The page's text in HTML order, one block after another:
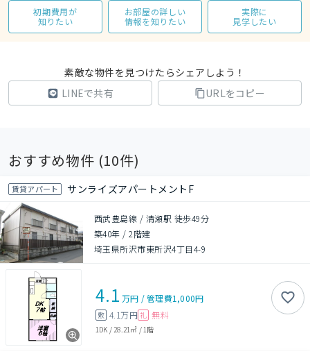
初期費用が
知りたい
お部屋の詳しい
情報を知りたい
実際に
見学したい
素敵な物件を見つけたらシェアしよう！
LINEで共有
URLをコピー
おすすめ物件 (10件)
賃貸アパート サンライズアパートメントF
西武豊島線 / 清瀬駅 徒歩49分
築40年 /2階建
埼玉県所沢市東所沢4丁目4-9
4.1 万円 /管理費1,000円
敷 4.1万円 礼 無料
1DK / 28.21㎡ / 1階